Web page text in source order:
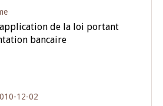
de la loi portant
bancaire
12-02